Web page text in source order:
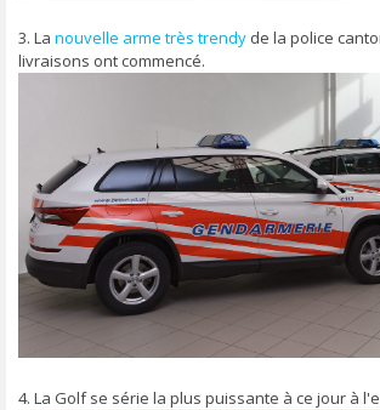
3. La nouvelle arme très trendy de la police
livraisons ont commencé.
4. La Golf se série la plus puissante à ce jour à